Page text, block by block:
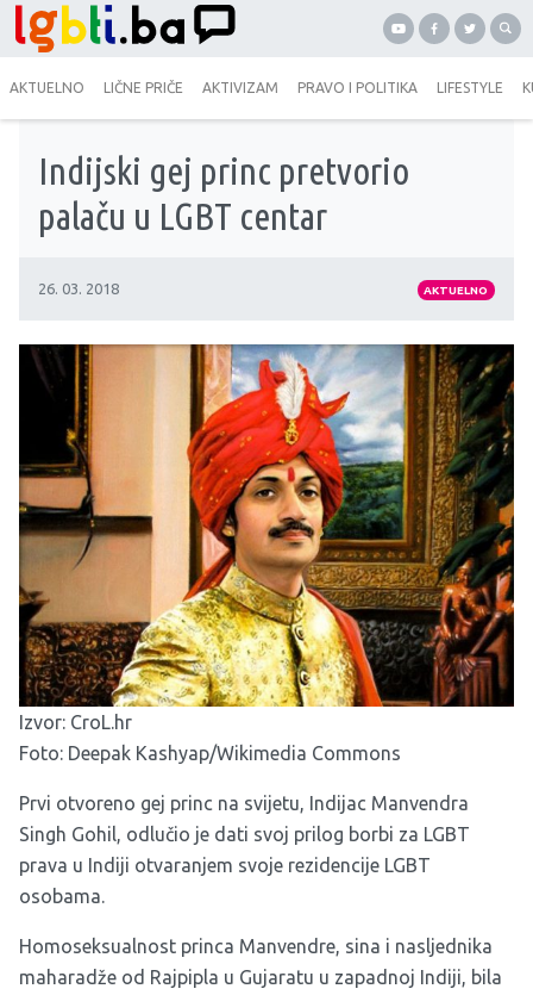
AKTUELNO LIČNE PRIČE AKTIVIZAM PRAVO I POLITIKA LIFESTYLE
Indijski gej princ pretvorio
palaču u LGBT centar
26. 03. 2018 AKTUELNO
Izvor: CroL.hr
Foto: Deepak Kashyap/Wikimedia Commons
Prvi otvoreno gej princ na svijetu, Indijac Manvendra
Singh Gohil, odlučio je dati svoj prilog borbi za LGBT
prava u Indiji otvaranjem svoje rezidencije LGBT
osobama.
Homoseksualnost princa Manvendre, sina i nasljednika
maharadže od Rajpipla u Gujaratu u zapadnoj Indiji, bila